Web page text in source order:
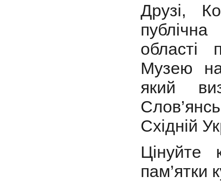
Друзі,
області
Музею
який
Східній
Цінуйте
пам’ятки